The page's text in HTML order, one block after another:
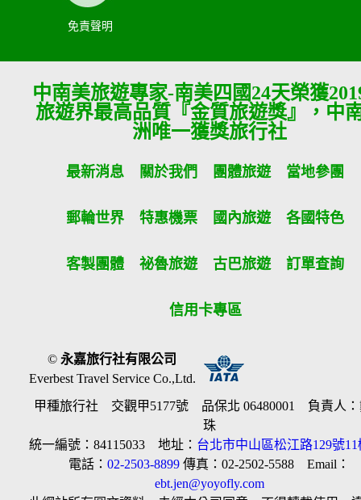
免責聲明
中南美旅遊專家-南美四國24天榮獲
旅遊界最高品質『金質旅遊獎』，中
洲唯一獲獎旅行社
最新消息 關於我們 團體旅遊 當地參團
郵輪世界 特惠機票 國內旅遊 各國特色
客製團體 祕魯旅遊 古巴旅遊 訂單查詢
信用卡專區
©永嘉旅行社有限公司
Everbest Travel Service Co.,Ltd.
甲種旅行社 交觀甲5177號 品保北 06480001 負責人：
珠
統一編號：84115033 地址： 台北市中山區松江路129號11
電話：02-2503-8899 傳真：02-2502-5588 Email：
ebt.jen@yoyofly.com